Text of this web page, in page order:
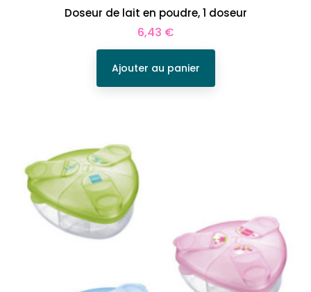
Doseur de lait en poudre, 1 doseur
Prix
6,43 €
Ajouter au panier